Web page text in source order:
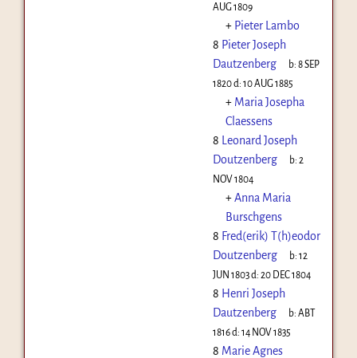
AUG 1809
+ Pieter Lambo
8 Pieter Joseph
Dautzenberg
b:8 SEP
1820d: 10 AUG 1885
+ Maria Josepha
Claessens
8 Leonard Joseph
Doutzenberg
b:2
NOV 1804
+Anna Maria
Burschgens
8 Fred(erik) T(h)eodor
Doutzenberg
b:12
JUN 1803d: 20 DEC 1804
8 Henri Joseph
Dautzenberg
b:ABT
1816d: 14 NOV 1835
8 Marie Agnes